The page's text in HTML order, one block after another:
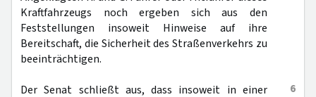
Kraftfahrzeugs noch ergeben sich aus den
Feststellungen insoweit Hinweise auf ihre
Bereitschaft, die Sicherheit des Straßenverkehrs zu
beeinträchtigen.
6
Der Senat schließt aus, dass insoweit in einer